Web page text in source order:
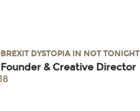
DYSTOPIA IN NOT TONIGHT
& Creative Director